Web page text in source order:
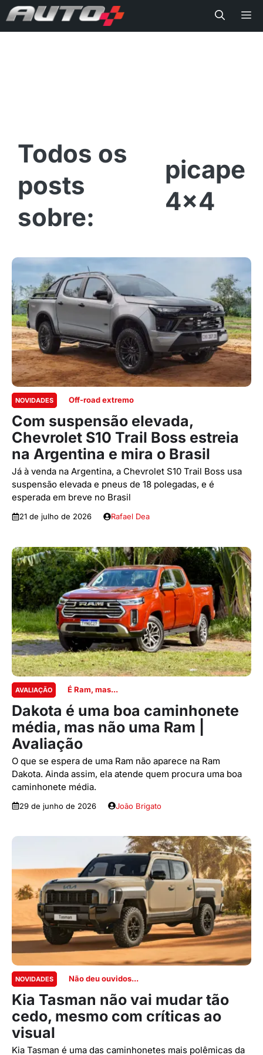
picape
4x4
NOVIDADES Off-road extremo
Com suspensão elevada,
Chevrolet S10 Trail Boss estreia
na Argentina e mira o Brasil
Já à venda na Argentina, a Chevrolet S10 Trail Boss usa
suspensão elevada e pneus de 18 polegadas, e é
esperada em breve no Brasil
21 de julho de 2026 Rafael Dea
AVALIAÇÃO É Ram, mas...
Dakota é uma boa caminhonete
média, mas não uma Ram |
Avaliação
O que se espera de uma Ram não aparece na Ram
Dakota. Ainda assim, ela atende quem procura uma boa
caminhonete média.
29 de junho de 2026 João Brigato
NOVIDADES Não deu ouvidos...
Kia Tasman não vai mudar tão
cedo, mesmo com críticas ao
visual
Kia Tasman é uma das caminhonetes mais polêmicas da